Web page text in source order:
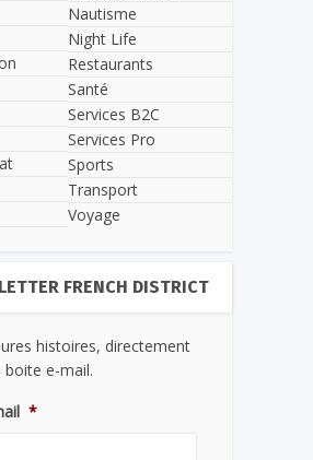
Nautisme
Night Life
Restaurants
Santé
Services B2C
Services Pro
Sports
Transport
Voyage
FRENCH DISTRICT
histoires, directement
boite e-mail.
*